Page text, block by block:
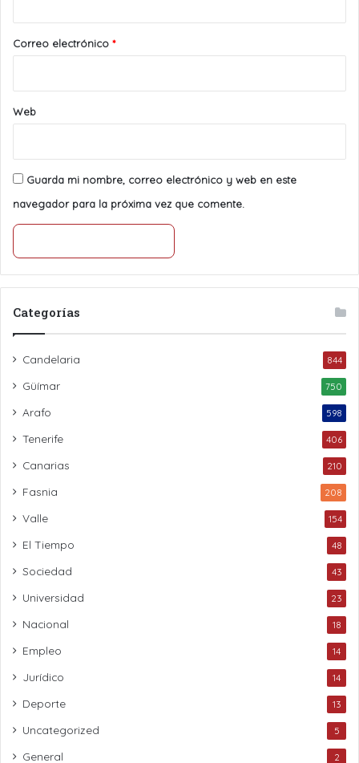
*Correo electrónico *
Web
Guarda mi nombre, correo electrónico y web en este
navegador para la próxima vez que comente.
Categorías
Candelaria 844
Güímar 750
Arafo 598
Tenerife 406
Canarias 210
Fasnia 208
Valle 154
El Tiempo 48
Sociedad 43
Universidad 23
Nacional 18
Empleo 14
Jurídico 14
Deporte 13
Uncategorized 5
General 2